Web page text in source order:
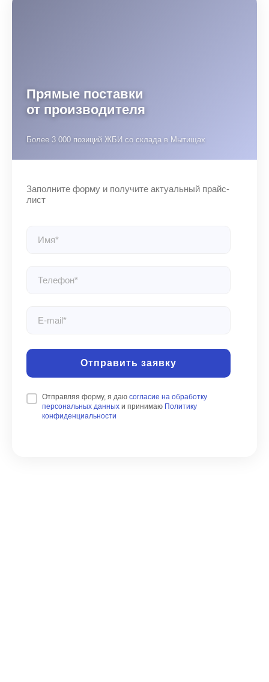
Отправить заявку
Отправляя форму, я даю согласие на обработку
персональных данных и принимаю Политику
конфиденциальности